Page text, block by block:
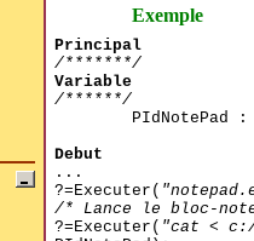
Exemple
Principal
/*******/
Variable
/******/
PIdNotePad
Debut
...
?=Executer(
/* Lance le bloc-
?=Executer( "cat <